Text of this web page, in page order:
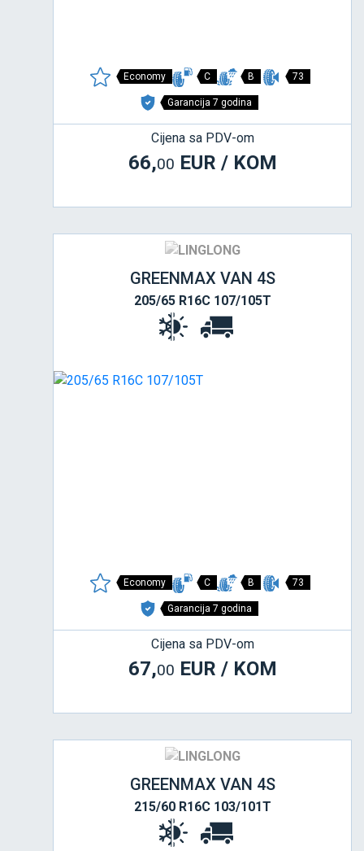
Economy C B 73
Garancija 7 godina
Cijena sa PDV-om
66,00 EUR / KOM
GREENMAX VAN 4S
205/65 R16C 107/105T
Economy C B 73
Garancija 7 godina
Cijena sa PDV-om
67,00 EUR / KOM
GREENMAX VAN 4S
215/60 R16C 103/101T